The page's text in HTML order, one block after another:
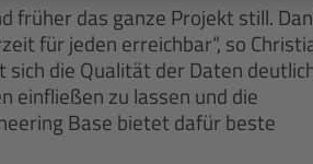
früher das ganze Projekt still.
für jeden erreichbar“, so
die Qualität der Daten
einfließen zu lassen und die
Base bietet dafür beste